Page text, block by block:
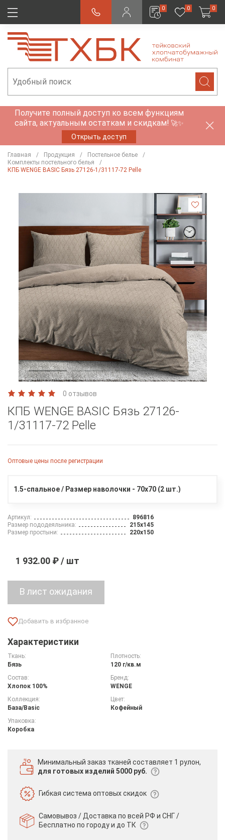
0 0 0
Получите полный доступ ко всем функциям
сайта, актуальным остаткам и скидкам! 🚀✨
Открыть доступ
Главная Продукция
Постельное белье
Комплекты постельного белья
КПБ WENGE BASIC Бязь 27126-1/31117-72 Pelle
0 отзывов
КПБ WENGE BASIC Бязь 27126-
1/31117-72 Pelle
Оптовые цены после регистрации
1.5-спальное / Размер наволочки - 70х70 (2 шт.)
Артикул:
896816
Размер пододеяльника:
215х145
Размер простыни:
220х150
1 932.00 ₽ / шт
Характеристики
Ткань:
Бязь
Плотность:
120 г/кв.м
Состав:
Хлопок 100%
Бренд:
WENGE
Коллекция:
База/Basic
Цвет:
Кофейный
Упаковка:
Коробка
Минимальный заказ тканей составляет 1 рулон,
для готовых изделий 5000 руб.
Гибкая системаоптовых скидок
Самовывоз / Доставка по всей РФ и СНГ /
Бесплатно по городу и до ТК